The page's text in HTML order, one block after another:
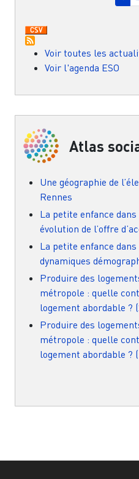
Voir toutes les
Voir l'agenda ESO
Atlas
Une géographie de
Rennes
La petite enfance
évolution de l’offre
La petite enfance
dynamiques
Produire des
métropole : quelle
logement abordable ?
Produire des
métropole : quelle
logement abordable ?